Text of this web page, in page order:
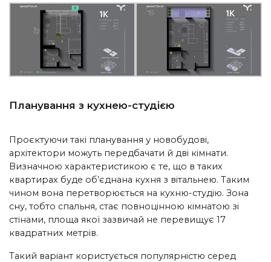
Планування з кухнею-студією
Проєктуючи такі планування у новобудові,
архітектори можуть передбачати й дві кімнати.
Визначною характеристикою є те, що в таких
квартирах буде об’єднана кухня з вітальнею. Таким
чином вона перетворюється на кухню-студію. Зона
сну, тобто спальня, стає повноцінною кімнатою зі
стінами, площа якої зазвичай не перевищує 17
квадратних метрів.
Такий варіант користується популярністю серед